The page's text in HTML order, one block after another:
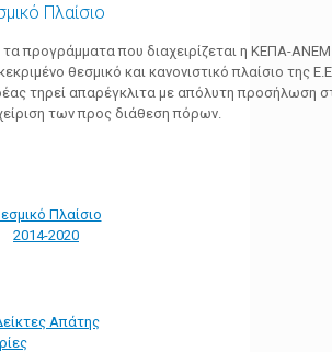
Πλαίσιο
προγράμματα που διαχειρίζεται η ΚΕΠΑ-
θεσμικό και κανονιστικό πλαίσιο της
τηρεί απαρέγκλιτα με απόλυτη προσήλωση
των προς διάθεση πόρων.
Πλαίσιο
2014-2020
Απάτης